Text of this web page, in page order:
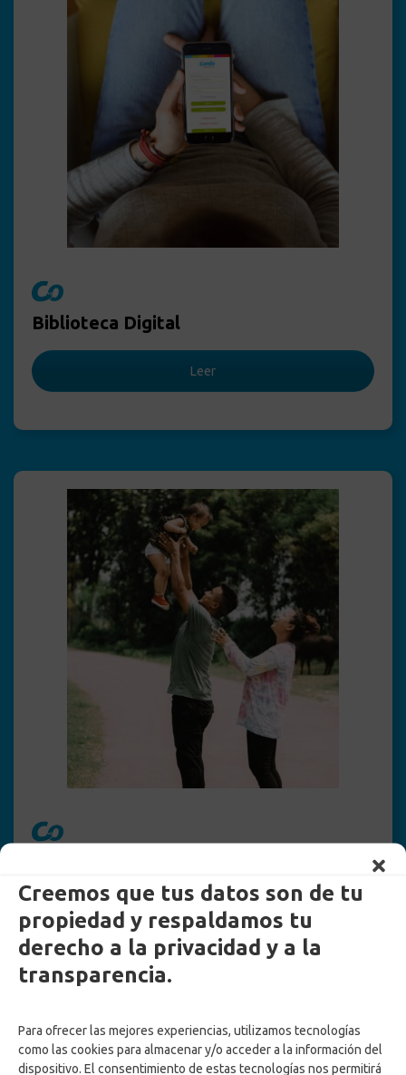
Creemos que tus datos son de tu
propiedad y respaldamos tu
derecho a la privacidad y a la
transparencia.
Para ofrecer las mejores experiencias, utilizamos tecnologías
como las cookies para almacenar y/o acceder a la información del
dispositivo. El consentimiento de estas tecnologías nos permitirá
Biblioteca Digital
Leer
Conocer